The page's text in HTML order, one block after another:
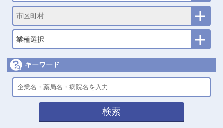
市区町村
業種選択
キーワード
検索